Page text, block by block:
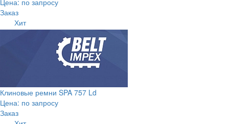
Заказ
Хит
Клиновые ремни SPA 757 Ld
Цена: по запросу
Заказ